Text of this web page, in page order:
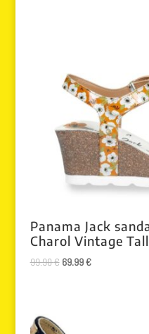
Panama Jack
Charol Vintage
99.90€ El
99.90 €.
69.99€El